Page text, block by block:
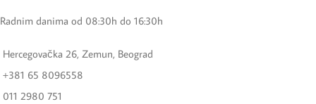
Radnim danima od 08:30h do 16:30h
Hercegovačka 26, Zemun, Beograd
+381 65 8096558
011 2980 751